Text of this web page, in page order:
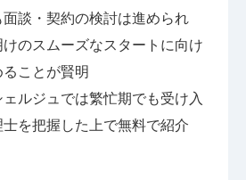
談・契約の検討は進められ
けのスムーズなスタートに向け
ことが賢明
ルジュでは繁忙期でも受け入
を把握した上で無料で紹介